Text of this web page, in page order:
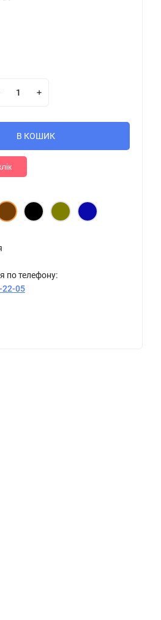
В КОШИК
по телефону:
22-05